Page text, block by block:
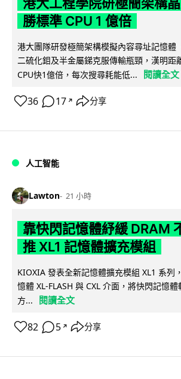
勝標準 CPU 1 億倍
港大團隊研發極簡架構模擬內容尋址記憶體
二硫化鉬及半金屬銻克服傳輸瓶頸，漢明距
CPU快1億倍，每次搜尋耗能低...
閱讀全文
36 17 ↗ 分享
人工智能
Lawton 21 小時
靠快閃記憶體紓緩 DRAM
推 XL1 記憶體擴充模組
KIOXIA 發表全新記憶體擴充模組 XL1 系列
憶體 XL-FLASH 與 CXL 介面，將快閃記憶
方...
閱讀全文
82 5 ↗ 分享